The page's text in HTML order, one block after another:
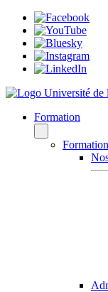
Formation
Formation